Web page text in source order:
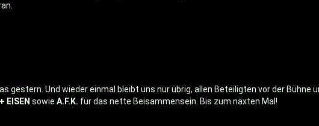
gestern. Und wieder einmal bleibt uns nur übrig, allen Beteiligten vor der Bühne
EISEN sowie A.F.K. für das nette Beisammensein. Bis zum näxten Mal!